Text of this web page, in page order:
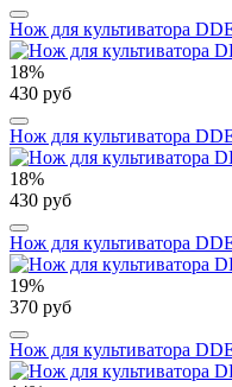
Нож для культиватора
18%
430 руб
Нож для культиватора
18%
430 руб
Нож для культиватора
19%
370 руб
Нож для культиватора